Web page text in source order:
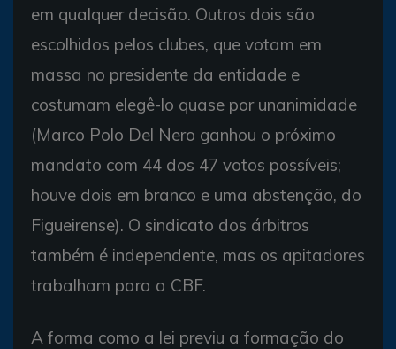
em qualquer decisão. Outros dois são
escolhidos pelos clubes, que votam em
massa no presidente da entidade e
costumam elegê-lo quase por unanimidade
(Marco Polo Del Nero ganhou o próximo
mandato com 44 dos 47 votos possíveis;
houve dois em branco e uma abstenção, do
Figueirense). O sindicato dos árbitros
também é independente, mas os apitadores
trabalham para a CBF.
A forma como a lei previu a formação do